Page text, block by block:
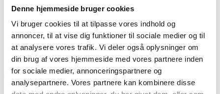
Denne hjemmeside bruger cookies
Vi bruger cookies til at tilpasse vores indhold og
annoncer, til at vise dig funktioner til sociale medier og til
at analysere vores trafik. Vi deler også oplysninger om
din brug af vores hjemmeside med vores partnere inden
for sociale medier, annonceringspartnere og
analysepartnere. Vores partnere kan kombinere disse
Lænestole
i sort læder
SHOWROOM
Vejle
VURDERING
DKK 16.000
VARENUMMER
6472796